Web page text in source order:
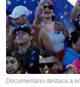
Documentário destaca a